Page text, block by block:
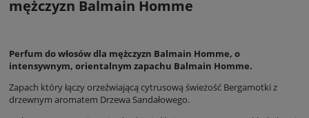
mężczyzn Balmain Homme
Perfum do włosów dla mężczyzn Balmain Homme, o
intensywnym, orientalnym zapachu Balmain Homme.
Zapach który łączy orzeźwiającą cytrusową świeżość Bergamotki z
drzewnym aromatem Drzewa Sandałowego.